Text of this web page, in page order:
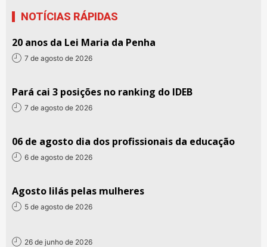
NOTÍCIAS RÁPIDAS
20 anos da Lei Maria da Penha
7 de agosto de 2026
Pará cai 3 posições no ranking do IDEB
7 de agosto de 2026
06 de agosto dia dos profissionais da educação
6 de agosto de 2026
Agosto lilás pelas mulheres
5 de agosto de 2026
26 de junho de 2026